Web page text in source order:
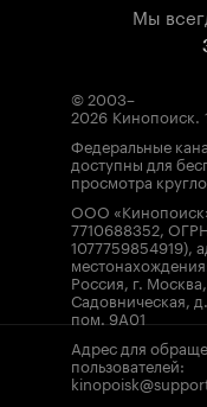
Мы
© 2003–
2026 Кинопоиск.
Федеральные
доступны для
просмотра
ООО
7710688352,
1077759854919),
Россия, г.
Садовническая,
пом. 9А01
Адрес для
пользователей: